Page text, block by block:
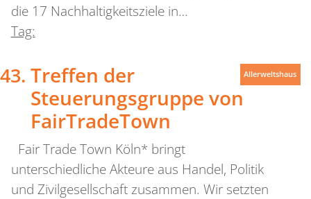
die 17 Nachhaltigkeitsziele in…
Tag:
Treffen der
Steuerungsgruppe von
FairTradeTown
Fair Trade Town Köln* bringt
unterschiedliche Akteure aus Handel, Politik
und Zivilgesellschaft zusammen. Wir setzten
Allerweltshaus